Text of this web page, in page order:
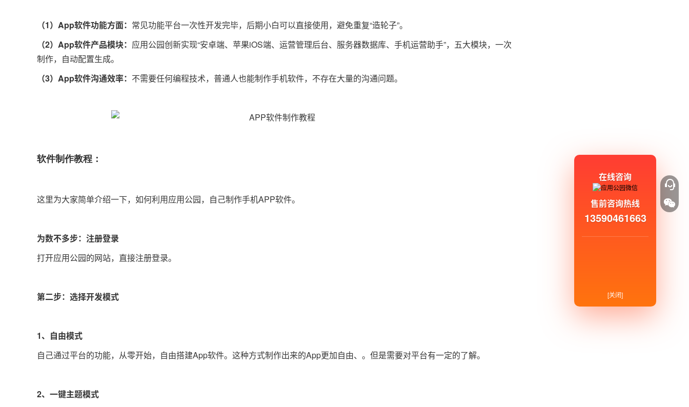
（1）App软件功能方面： 常见功能平台一次性开发完毕，后期小白可以直接使用，避免重复“造轮子”。
（2）App软件产品模块： 应用公园创新实现“安卓端、苹果iOS端、运营管理后台、服务器数据库、手机运营助手”，五大模块，一次
制作，自动配置生成。
（3）App软件沟通效率： 不需要任何编程技术，普通人也能制作手机软件，不存在大量的沟通问题。
软件制作教程：
这里为大家简单介绍一下，如何利用应用公园，自己制作手机APP软件。
为数不多步：注册登录
打开应用公园的网站，直接注册登录。
第二步：选择开发模式
1、自由模式
自己通过平台的功能，从零开始，自由搭建App软件。这种方式制作出来的App更加自由、。但是需要对平台有一定的了解。
2、一键主题模式
在线咨询
售前咨询热线
13590461663
[关闭]